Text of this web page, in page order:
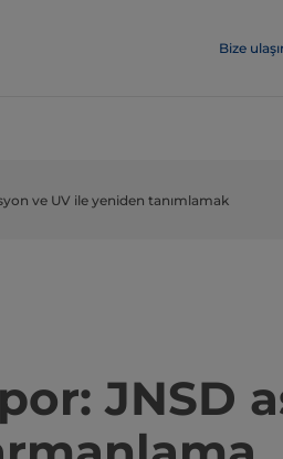
Bize
ve UV ile yeniden tanımlamak
JNSD